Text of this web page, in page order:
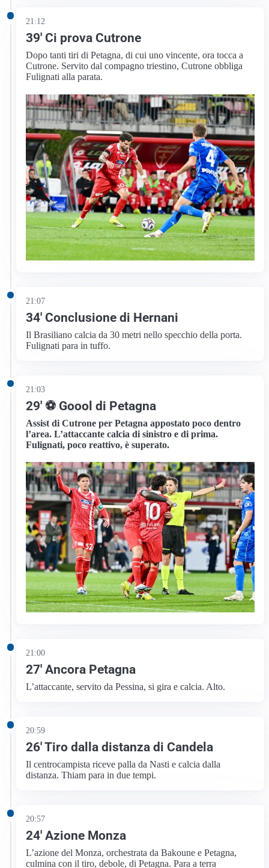
21:12
39′ Ci prova Cutrone
Dopo tanti tiri di Petagna, di cui uno vincente, ora tocca a
Cutrone. Servito dal compagno triestino, Cutrone obbliga
Fulignati alla parata.
21:07
34′ Conclusione di Hernani
Il Brasiliano calcia da 30 metri nello specchio della porta.
Fulignati para in tuffo.
21:03
29′ ⚽ Goool di Petagna
Assist di Cutrone per Petagna appostato poco dentro
l’area. L’attaccante calcia di sinistro e di prima.
Fulignati, poco reattivo, è superato.
21:00
27′ Ancora Petagna
L’attaccante, servito da Pessina, si gira e calcia. Alto.
20:59
26′ Tiro dalla distanza di Candela
Il centrocampista riceve palla da Nasti e calcia dalla
distanza. Thiam para in due tempi.
20:57
24′ Azione Monza
L’azione del Monza, orchestrata da Bakoune e Petagna,
culmina con il tiro, debole, di Petagna. Para a terra